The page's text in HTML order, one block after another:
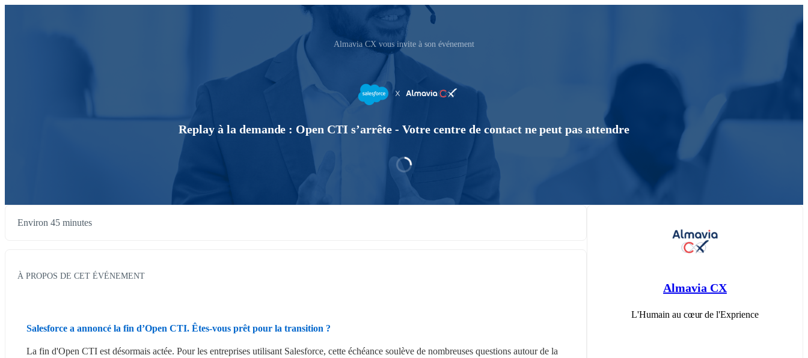
Almavia CX vous invite à son événement
Replay à la demande : Open CTI s’arrête - Votre centre de contact ne peut pas attendre
Environ 45 minutes
À PROPOS DE CET ÉVÉNEMENT
Salesforce a annoncé la fin d’Open CTI. Êtes-vous prêt pour la transition ?
La fin d'Open CTI est désormais actée. Pour les entreprises utilisant Salesforce, cette échéance soulève de nombreuses questions autour de la
Almavia CX
L'Humain au cœur de l'Exprience